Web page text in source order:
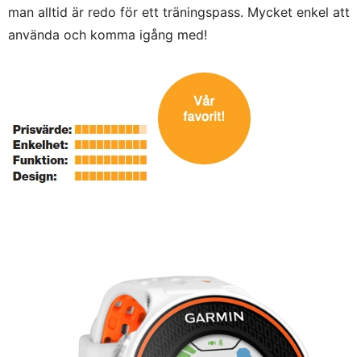
man alltid är redo för ett träningspass. Mycket enkel att
använda och komma igång med!